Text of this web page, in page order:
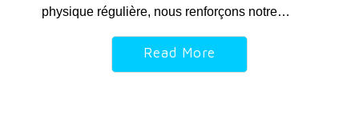
physique régulière, nous renforçons notre…
Read More